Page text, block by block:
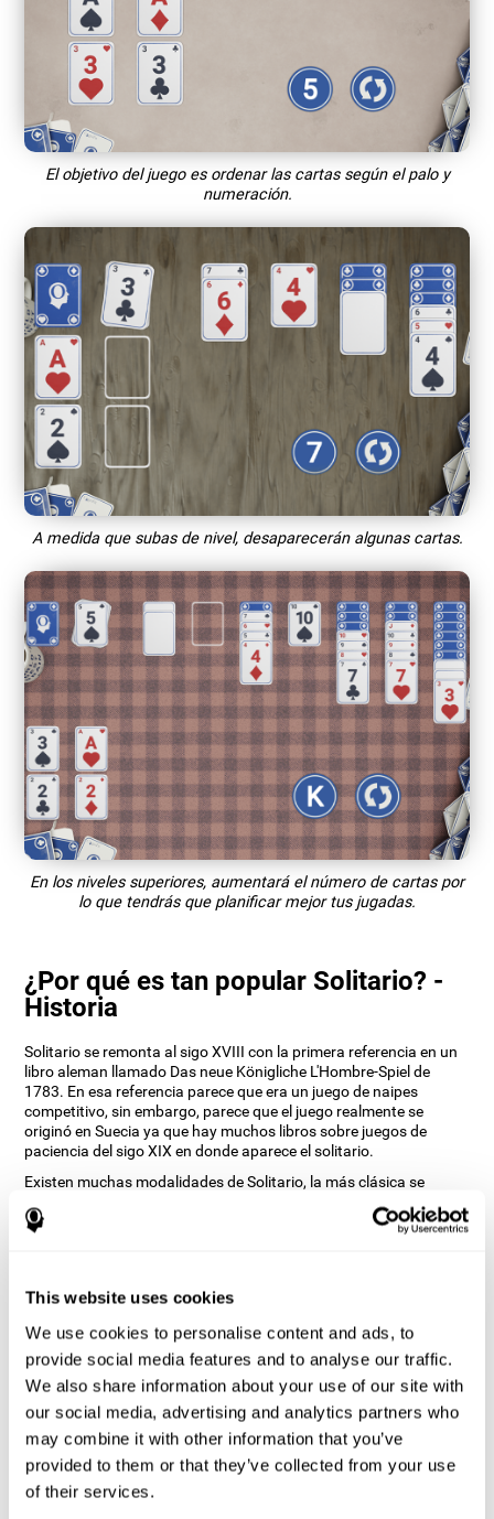
This website uses cookies
We use cookies to personalise content and ads, to
provide social media features and to analyse our traffic.
We also share information about your use of our site with
our social media, advertising and analytics partners who
may combine it with other information that you’ve
provided to them or that they’ve collected from your use
of their services.
El objetivo del juego es ordenar las cartas según el palo y
numeración.
A medida que subas de nivel, desaparecerán algunas cartas.
En los niveles superiores, aumentará el número de cartas por
lo que tendrás que planificar mejor tus jugadas.
¿Por qué es tan popular Solitario? -
Historia
Solitario se remonta al sigo XVIII con la primera referencia en un
libro aleman llamado Das neue Königliche L'Hombre-Spiel de
1783. En esa referencia parece que era un juego de naipes
competitivo, sin embargo, parece que el juego realmente se
originó en Suecia ya que hay muchos libros sobre juegos de
paciencia del sigo XIX en donde aparece el solitario.
Existen muchas modalidades de Solitario, la más clásica se
denomina Klondike y es las utilizada en la versión de ordenadores
y moviles. CogniFit al ver que es un juego con tanta historia y
“Solitario” mis habilidades
cognitivas?
Jugar repetidamente y entrenar constantemente con Solitario de
CogniFit estimula un patrón de activación neuronal específico.
Este patrón ayuda a los circuitos neuronales a reorganizarse y a
recuperar las funciones cognitivas debilitadas o dañadas.
El juego mental Solitario busca estimular las habilidades